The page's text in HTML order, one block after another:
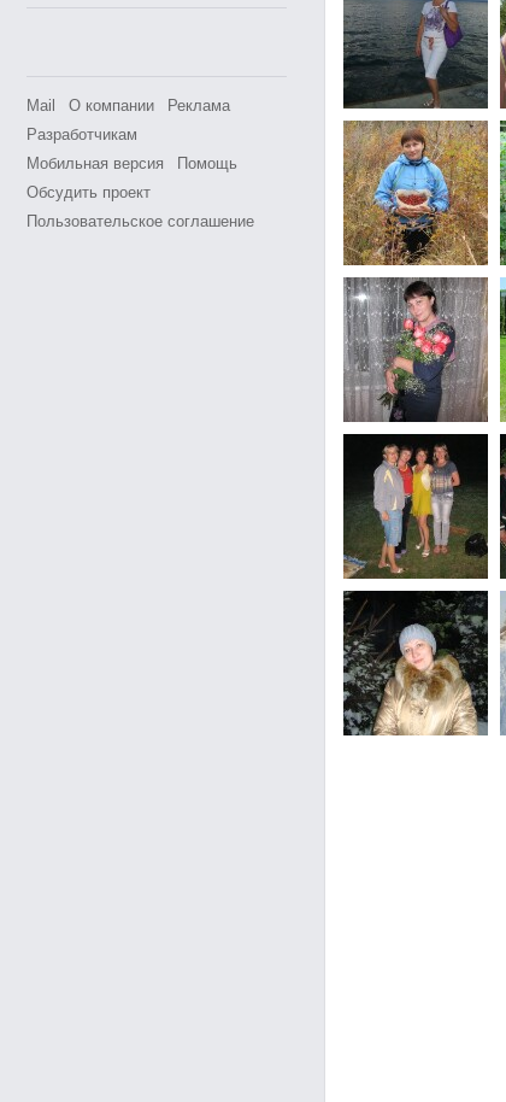
Mail О компании
Реклама
Разработчикам
Мобильная версия
Помощь
Обсудить проект
Пользовательское соглашение